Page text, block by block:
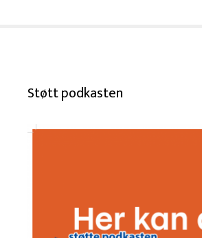
Støtt podkasten